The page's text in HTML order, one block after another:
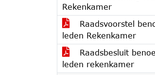
Rekenkamer
Raadsvoorstel
leden Rekenkamer
Raadsbesluit
leden rekenkamer